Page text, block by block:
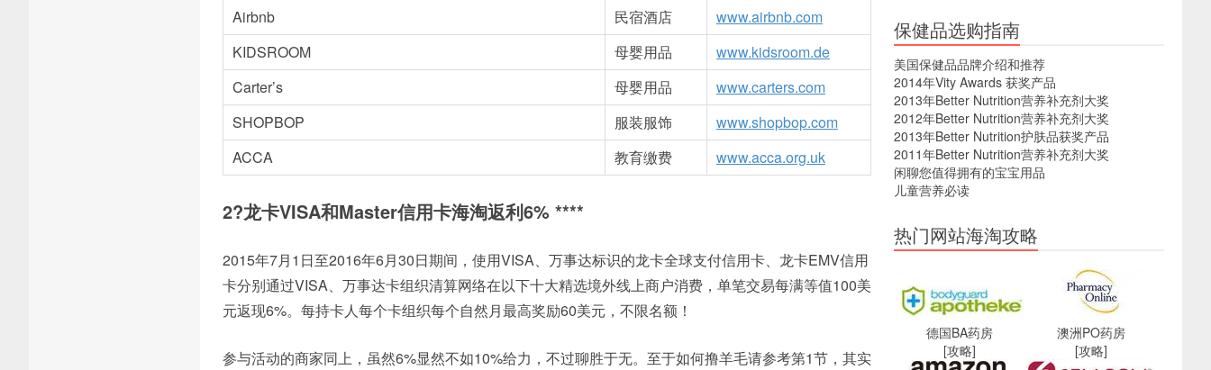
Airbnb
民宿酒店
www.airbnb.com
KIDSROOM
母婴用品
www.kidsroom.de
Carter’s
母婴用品
www.carters.com
SHOPBOP
服装服饰
www.shopbop.com
ACCA
教育缴费 www.acca.org.uk
2?龙卡VISA和Master信用卡海淘返利6% ****
2015年7月1日至2016年6月30日期间，使用VISA、万事达标识的龙卡全球支付信用卡、龙卡EMV信用
卡分别通过VISA、万事达卡组织清算网络在以下十大精选境外线上商户消费，单笔交易每满等值100美
元返现6%。每持卡人每个卡组织每个自然月最高奖励60美元，不限名额！
参与活动的商家同上，虽然6%显然不如10%给力，不过聊胜于无。至于如何撸羊毛请参考第1节，其实
保健品选购指南
美国保健品品牌介绍和推荐
2014年Vity Awards 获奖产品
2013年Better Nutrition营养补充剂大奖
2012年Better Nutrition营养补充剂大奖
2013年Better Nutrition护肤品获奖产品
2011年Better Nutrition营养补充剂大奖
闲聊您值得拥有的宝宝用品
儿童营养必读
热门网站海淘攻略
德国BA药房
[攻略]
澳洲PO药房
[攻略]